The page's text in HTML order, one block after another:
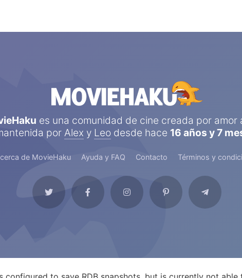
es una comunidad de cine creada por amor
por Alex y Leodesde hace 16 años y 7
de MovieHaku Ayuda y FAQ Contacto Términos y